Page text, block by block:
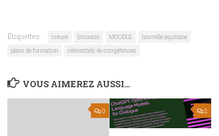
Étiquettes : creuse limousin MOODLE
nouvelle aquitaine
plans de formation
référentiels de compétences
VOUS AIMEREZ AUSSI...
0 2